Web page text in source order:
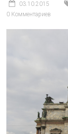
03.10.2015
0 Комментариев